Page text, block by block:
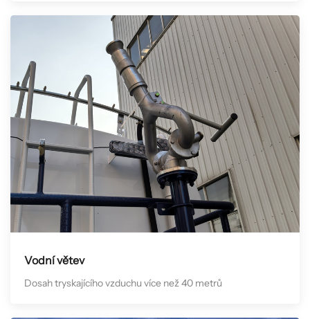
Vodní větev
Dosah tryskajícího vzduchu více než 40 metrů